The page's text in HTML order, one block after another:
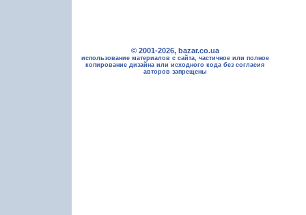
© 2001-2026, bazar.co.ua
использование материалов с сайта, частичное или полное
копирование дизайна или исходного кода без согласия
авторов запрещены